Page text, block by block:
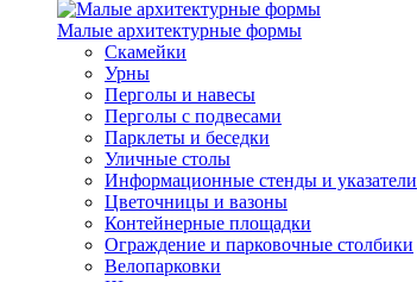
Малые архитектурные формы
Скамейки
Урны
Перголы и навесы
Перголы с подвесами
Парклеты и беседки
Уличные столы
Информационные стенды и указатели
Цветочницы и вазоны
Контейнерные площадки
Ограждение и парковочные столбики
Велопарковки